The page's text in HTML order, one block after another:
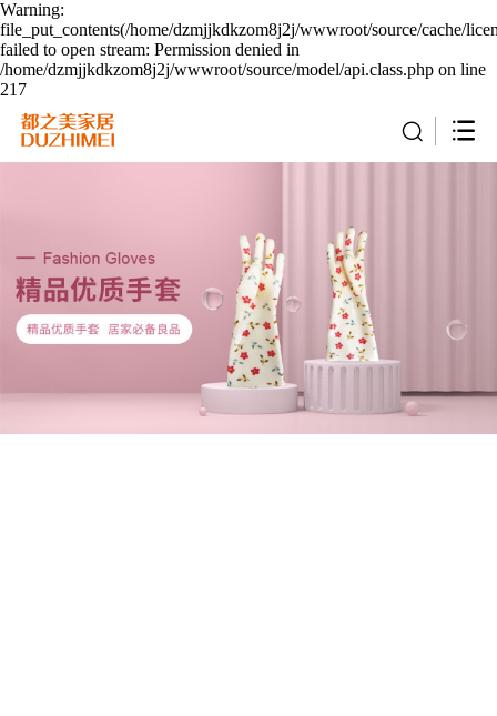
Warning:
file_put_contents(/home/dzmjjkdkzom8j2j/wwwroot/source/cache/
failed to open stream: Permission denied in
/home/dzmjjkdkzom8j2j/wwwroot/source/model/api.class.php on line
217